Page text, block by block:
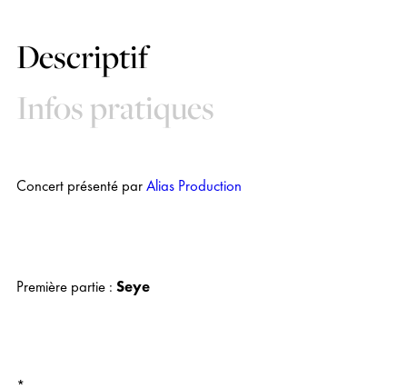
Descriptif
Infos pratiques
Concert présenté parAlias Production
Première partie : Seye